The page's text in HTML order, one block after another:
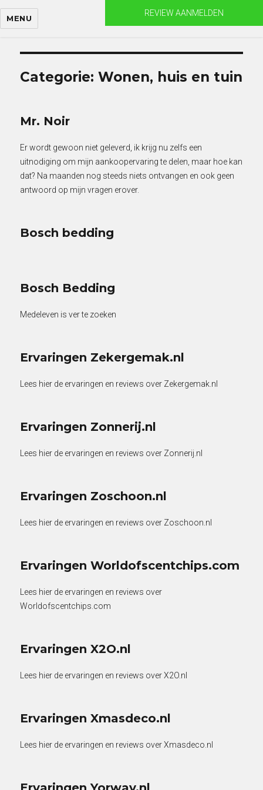
Skip
MENU
REVIEW AANMELDEN
Categorie:Wonen, huis en tuin
Mr. Noir
Er wordt gewoon niet geleverd, ik krijg nu zelfs een
uitnodiging om mijn aankoopervaring te delen, maar hoe kan
dat? Na maanden nog steeds niets ontvangen en ook geen
antwoord op mijn vragen erover.
Bosch bedding
Bosch Bedding
Medeleven is ver te zoeken
Ervaringen Zekergemak.nl
Lees hier de ervaringen en reviews over Zekergemak.nl
Ervaringen Zonnerij.nl
Lees hier de ervaringen en reviews over Zonnerij.nl
Ervaringen Zoschoon.nl
Lees hier de ervaringen en reviews over Zoschoon.nl
Ervaringen Worldofscentchips.com
Lees hier de ervaringen en reviews over
Worldofscentchips.com
Ervaringen X2O.nl
Lees hier de ervaringen en reviews over X2O.nl
Ervaringen Xmasdeco.nl
Lees hier de ervaringen en reviews over Xmasdeco.nl